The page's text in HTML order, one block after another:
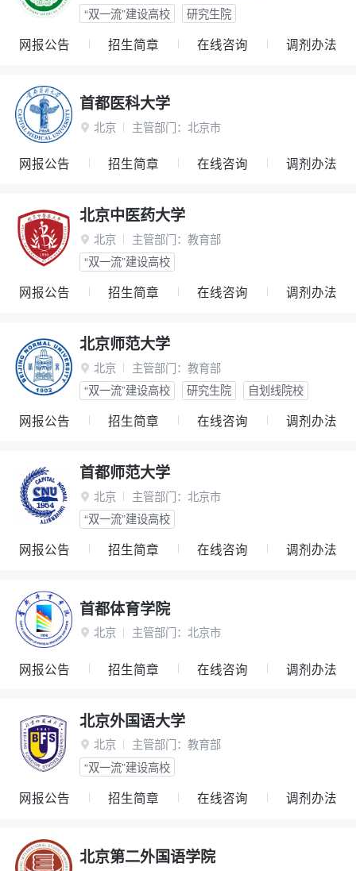
“双一流”建设高校
研究生院
网报公告 招生简章 在线咨询 调剂办法
首都医科大学
 北京 主管部门： 北京市
网报公告 招生简章 在线咨询 调剂办法
北京中医药大学
 北京 主管部门： 教育部
“双一流”建设高校
网报公告 招生简章 在线咨询 调剂办法
北京师范大学
 北京 主管部门： 教育部
“双一流”建设高校
研究生院 自划线院校
网报公告 招生简章 在线咨询 调剂办法
首都师范大学
 北京 主管部门： 北京市
“双一流”建设高校
网报公告 招生简章 在线咨询 调剂办法
首都体育学院
 北京 主管部门： 北京市
网报公告 招生简章 在线咨询 调剂办法
北京外国语大学
 北京 主管部门： 教育部
“双一流”建设高校
网报公告 招生简章 在线咨询 调剂办法
北京第二外国语学院